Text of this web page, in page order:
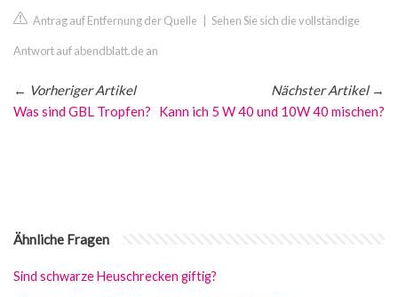
Antrag auf Entfernung der Quelle Sehen Sie sich die vollständige
Antwort auf abendblatt.de an
← Vorheriger Artikel
Was sind GBL Tropfen?
Nächster Artikel→
Kann ich 5 W 40 und 10W 40 mischen?
Ähnliche Fragen
Sind schwarze Heuschrecken giftig?